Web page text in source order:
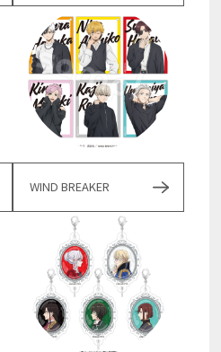
WIND BREAKER